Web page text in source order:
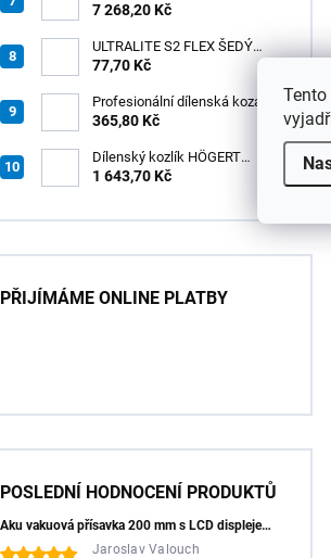
3v1 20V HÖGERT
7 268,20 Kč
ULTRALITE S2 FLEX ŠEDÝ
/15kg
77,70 Kč
Profesionální dílenská koza
HÖGERT HT7G550
365,80 Kč
Dílenský kozlík HÖGERT
HT7G551
1 643,70 Kč
PŘIJÍMÁME ONLINE PLATBY
POSLEDNÍ HODNOCENÍ PRODUKTŮ
Aku vakuová přísavka 200 mm s LCD displejem (150 kg) - HÖGERT HT3B355
Jaroslav Valouch